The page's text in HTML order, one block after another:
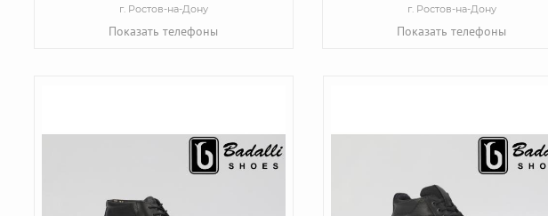
г. Ростов-на-Дону
Показать телефоны
г. Ростов-на-Дону
Показать телефоны